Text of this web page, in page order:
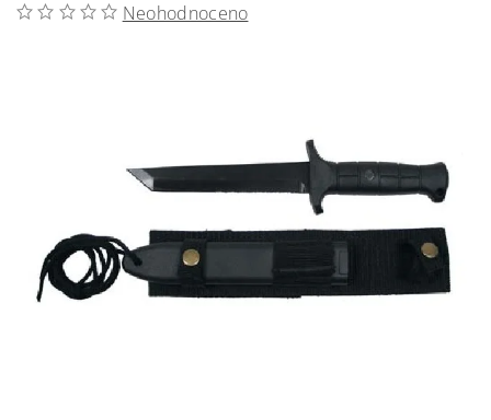
Neohodnoceno